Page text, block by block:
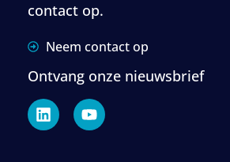
contact op.
Neem contact op
Ontvang onze nieuwsbrief